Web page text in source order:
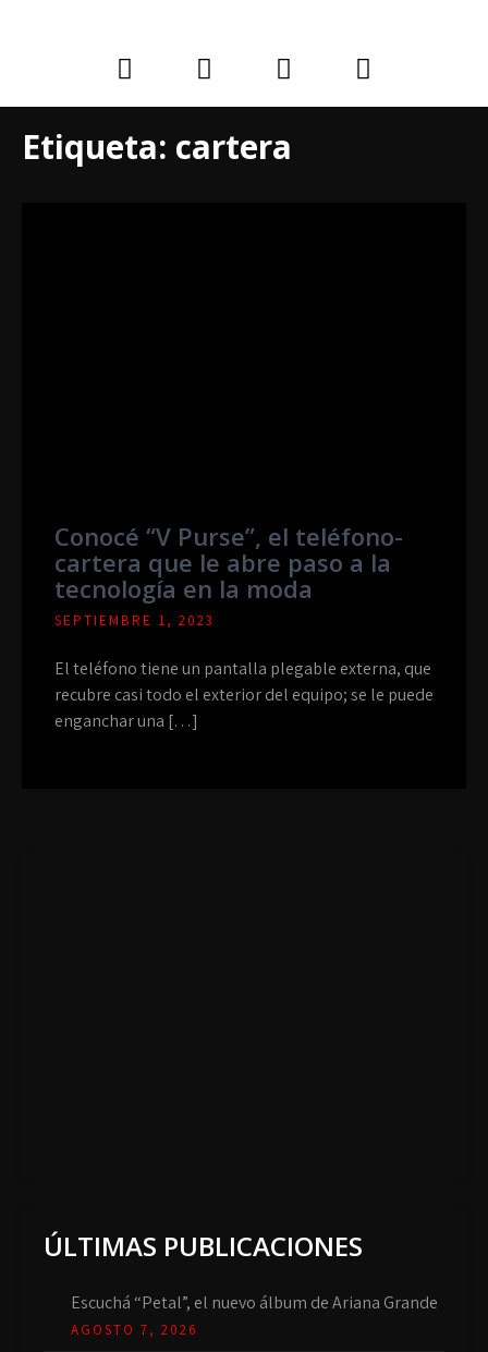
Etiqueta: cartera
Conocé “V Purse”, el teléfono-
cartera que le abre paso a la
tecnología en la moda
SEPTIEMBRE 1, 2023
El teléfono tiene un pantalla plegable externa, que
recubre casi todo el exterior del equipo; se le puede
enganchar una […]
ÚLTIMAS PUBLICACIONES
Escuchá “Petal”, el nuevo álbum de Ariana Grande
AGOSTO 7, 2026